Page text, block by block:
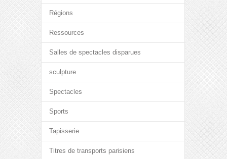
Régions
Ressources
Salles de spectacles disparues
sculpture
Spectacles
Sports
Tapisserie
Titres de transports parisiens